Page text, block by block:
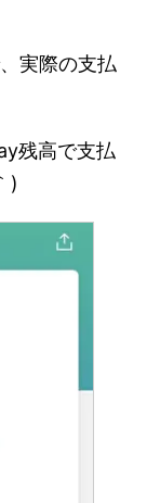
実際の支払
残高で支払
)